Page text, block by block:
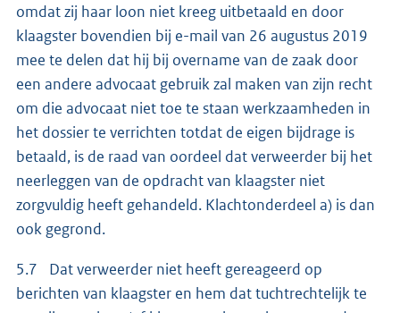
omdat zij haar loon niet kreeg uitbetaald en door
klaagster bovendien bij e-mail van 26 augustus 2019
mee te delen dat hij bij overname van de zaak door
een andere advocaat gebruik zal maken van zijn recht
om die advocaat niet toe te staan werkzaamheden in
het dossier te verrichten totdat de eigen bijdrage is
betaald, is de raad van oordeel dat verweerder bij het
neerleggen van de opdracht van klaagster niet
zorgvuldig heeft gehandeld. Klachtonderdeel a) is dan
ook gegrond.
5.7 Dat verweerder niet heeft gereageerd op
berichten van klaagster en hem dat tuchtrechtelijk te